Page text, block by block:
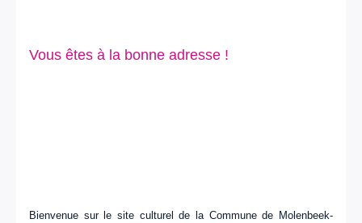
Vous êtes à la bonne adresse !
Bienvenue sur le site culturel de la Commune de Molenbeek-